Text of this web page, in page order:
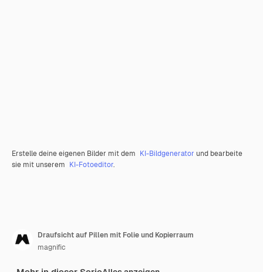
Erstelle deine eigenen Bilder mit dem KI-Bildgenerator und bearbeite
sie mit unserem KI-Fotoeditor.
Draufsicht auf Pillen mit Folie und Kopierraum
magnific